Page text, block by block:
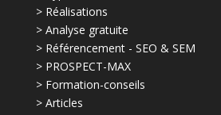
> Réalisations
> Analyse gratuite
> Référencement - SEO & SEM
> PROSPECT-MAX
> Formation-conseils
> Articles